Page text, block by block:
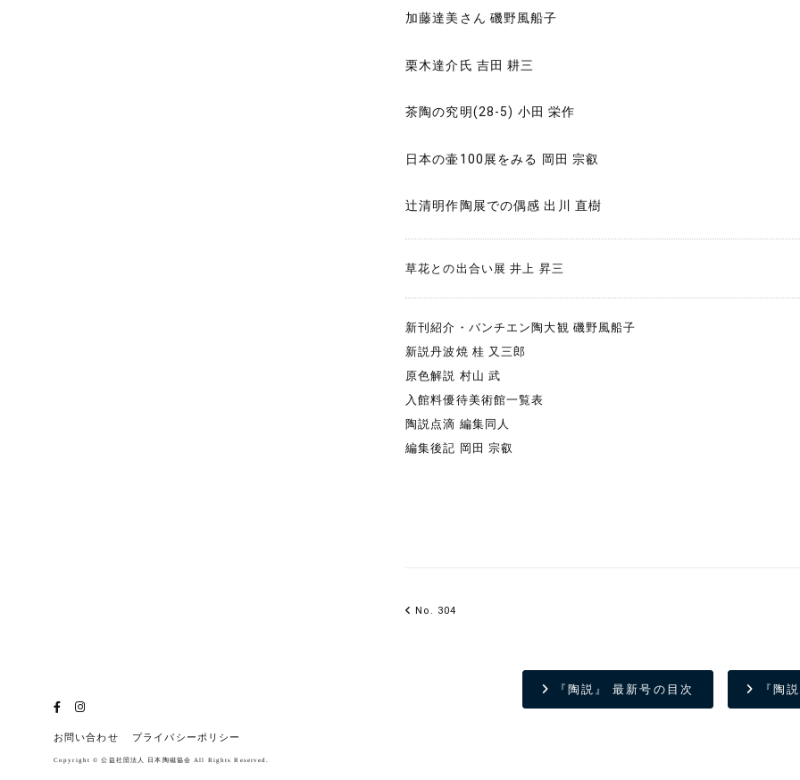
加藤達美さん 磯野風船子
栗木達介氏 吉田 耕三
茶陶の究明(28-5) 小田 栄作
日本の壷100展をみる 岡田 宗叡
辻清明作陶展での偶感 出川 直樹
草花との出合い展 井上 昇三
新刊紹介・バンチエン陶大観 磯野風船子
新説丹波焼 桂 又三郎
原色解説 村山 武
入館料優待美術館一覧表
陶説点滴 編集同人
編集後記 岡田 宗叡
No. 304
『陶説』 最新号の目次 『陶
お問い合わせ プライバシーポリシー
Copyright © 公益社団法人 日本陶磁協会 All Rights Reserved.